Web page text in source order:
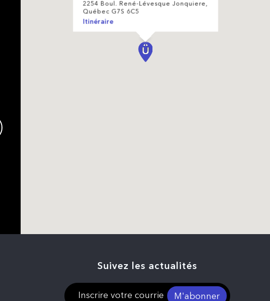
2254 Boul. René-Lévesque Jonquiere,
Québec G7S 6C5
Itinéraire
Suivez les actualités
M'abonner